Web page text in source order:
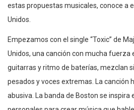
estas propuestas musicales, conoce a
Unidos.
Empezamos con el single “Toxic” de
Unidos, una canción con mucha fuerza
guitarras y ritmo de baterías, mezclan
pesados y voces extremas. La canción
abusiva. La banda de Boston se inspira